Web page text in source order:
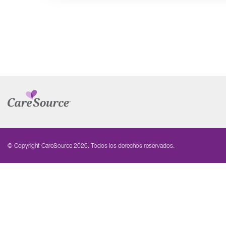
© Copyright CareSource 2026. Todos los derechos reservados.